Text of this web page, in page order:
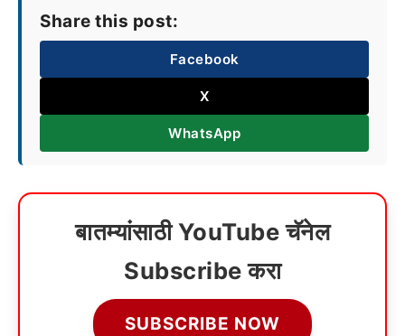
Share this post:
Facebook
X
WhatsApp
बातम्यांसाठी YouTube चॅनेल
Subscribe करा
SUBSCRIBE NOW